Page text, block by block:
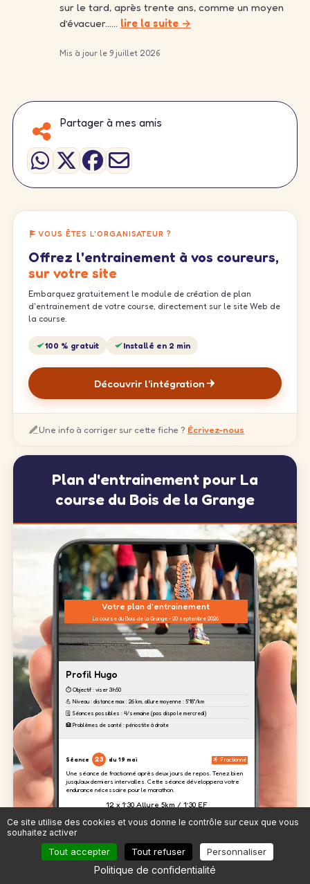
sur le tard, après trente ans, comme un moyen
d’évacuer…… lire la suite →
Mis à jour le 9 juillet 2026
Partager à mes amis
VOUS ÊTES L'ORGANISATEUR ?
Offrez l'entrainement à vos coureurs,
sur votre site
Embarquez gratuitement le module de création de plan
d'entrainement de votre course, directement sur le site Web de
la course.
100 % gratuit Installé en 2 min
Découvrir l'intégration
Une info à corriger sur cette fiche ? Écrivez-nous
Plan d'entrainement pour La
course du Bois de la Grange
Votre plan d'entrainement
La course du Bois de la Grange - 20 septembre 2026
Profil Hugo
⏱️ Objectif : viser 3h50
💪 Niveau : distance max : 26 km, allure moyenne : 5'18''/km
🗓️ Séances possibles : 4/semaine (pas dispo le mercredi)
🏥 Problèmes de santé : périostite à droite
Séance 23 du 19 mai Fractionné
Une séance de fractionné après deux jours de repos. Tenez bien
jusqu'aux derniers intervalles. Cette séance développera votre
endurance nécessaire pour le marathon.
12 x 1’30 Allure 5km / 1’30 EF
Séance 24 du 20 mai Renfo
Aujourd'hui, nous focalisons un travail sur les cuisses afin
d'absorber le dénivelé prévu à Toulouse.
Ce site utilise des cookies et vous donne le contrôle sur ceux que vous
souhaitez activer
Tout accepter Tout refuser Personnaliser
Politique de confidentialité